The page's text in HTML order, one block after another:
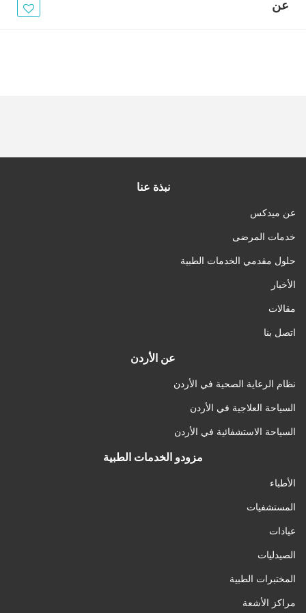
عن
نبذة عنا
عن ميدكس
خدمات المرضى
حلول مقدمي الخدمات الطبية
الأخبار
مقالات
اتصل بنا
عن الأردن
نظام الرعاية الصحية في الأردن
السياحة العلاجية في الأردن
السياحة الاستشفائية في الأردن
مزودو الخدمات الطبية
الأطباء
المستشفيات
عيادات
الصيدليات
المختبرات الطبية
مراكز الأشعة